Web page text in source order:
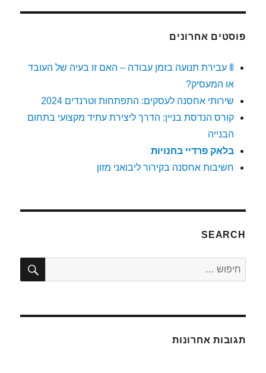
פוסטים אחרונים
🚦 עבירת תנועה בזמן עבודה – האם זו בעיה של העובד
או המעסיק?
שירותי אחסנה לעסקים: התפתחות וטרנדים 2024
קורס הנדסת בניין: הדרך ליצירת עתיד מקצועי בתחום
הבנייה
בלאק פרדיי בחנויות
חשיבות אחסנה בקירור ליבואני מזון
SEARCH
חפש:
תגובות אחרונות